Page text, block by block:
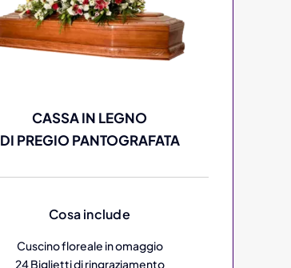
CASSA IN LEGNO
DI PREGIO PANTOGRAFATA
Cosa include
Cuscino floreale in omaggio
24 Biglietti di ringraziamento